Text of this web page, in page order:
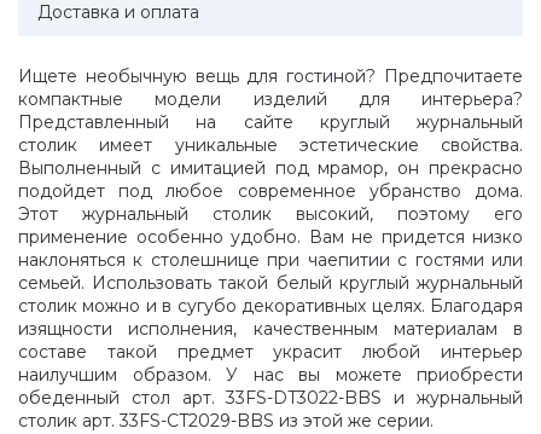
Доставка и оплата
Ищете необычную вещь для гостиной? Предпочитаете
компактные модели изделий для интерьера?
Представленный на сайте круглый журнальный
столик имеет уникальные эстетические свойства.
Выполненный с имитацией под мрамор, он прекрасно
подойдет под любое современное убранство дома.
Этот журнальный столик высокий, поэтому его
применение особенно удобно. Вам не придется низко
наклоняться к столешнице при чаепитии с гостями или
семьей. Использовать такой белый круглый журнальный
столик можно и в сугубо декоративных целях. Благодаря
изящности исполнения, качественным материалам в
составе такой предмет украсит любой интерьер
наилучшим образом. У нас вы можете приобрести
обеденный стол арт. 33FS-DT3022-BBS и журнальный
столик арт. 33FS-CT2029-BBS из этой же серии.